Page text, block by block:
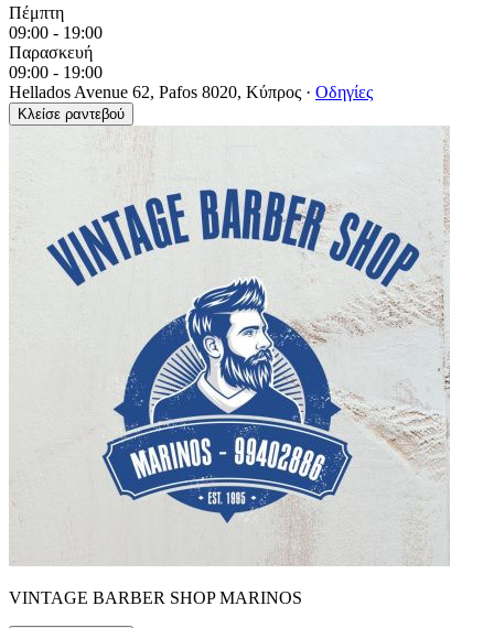
Πέμπτη
09:00 - 19:00
Παρασκευή
09:00 - 19:00
Hellados Avenue 62, Pafos 8020, Κύπρος · Οδηγίες
Κλείσε ραντεβού
VINTAGE BARBER SHOP MARINOS